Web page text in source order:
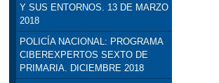
Y SUS ENTORNOS. 13 DE MARZO
2018
POLICÍA NACIONAL: PROGRAMA
CIBEREXPERTOS SEXTO DE
PRIMARIA. DICIEMBRE 2018